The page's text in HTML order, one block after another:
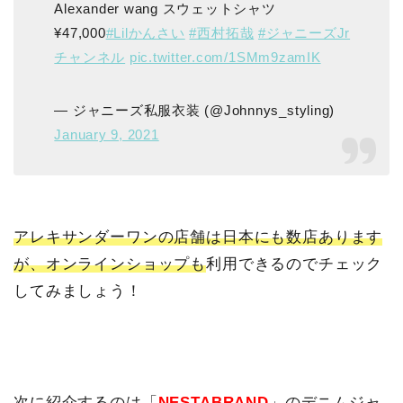
Alexander wang スウェットシャツ
¥47,000#Lilかんさい #西村拓哉 #ジャニーズJr
チャンネル pic.twitter.com/1SMm9zamIK
— ジャニーズ私服衣装 (@Johnnys_styling)
January 9, 2021
アレキサンダーワンの店舗は日本にも数店あります
が、オンラインショップも利用できるのでチェック
してみましょう！